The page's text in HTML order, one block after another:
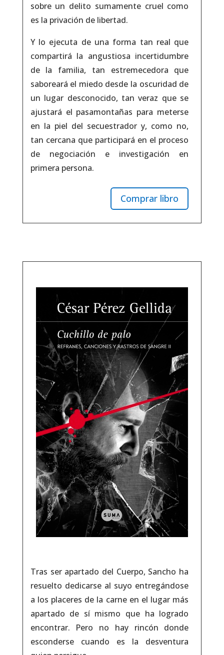
sobre un delito sumamente cruel como
es la privación de libertad.
Y lo ejecuta de una forma tan real que
compartirá la angustiosa incertidumbre
de la familia, tan estremecedora que
saboreará el miedo desde la oscuridad de
un lugar desconocido, tan veraz que se
ajustará el pasamontañas para meterse
en la piel del secuestrador y, como no,
tan cercana que participará en el proceso
de negociación e investigación en
primera persona.
Comprar libro
Tras ser apartado del Cuerpo, Sancho ha
resuelto dedicarse al suyo entregándose
a los placeres de la carne en el lugar más
apartado de sí mismo que ha logrado
encontrar. Pero no hay rincón donde
esconderse cuando es la desventura